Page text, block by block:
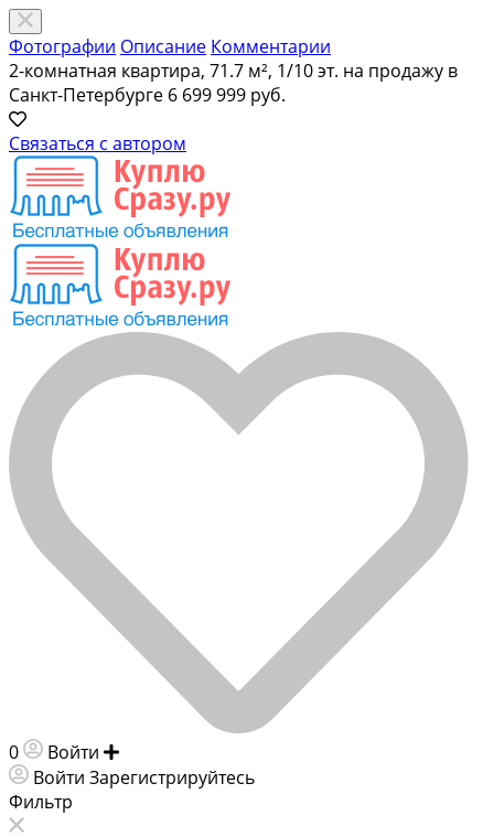
Фотографии Описание Комментарии
2-комнатная квартира, 71.7 м², 1/10 эт. на продажу в
Санкт-Петербурге 6 699 999 руб.
Связаться с автором
0 Войти
Войти Зарегистрируйтесь
Фильтр